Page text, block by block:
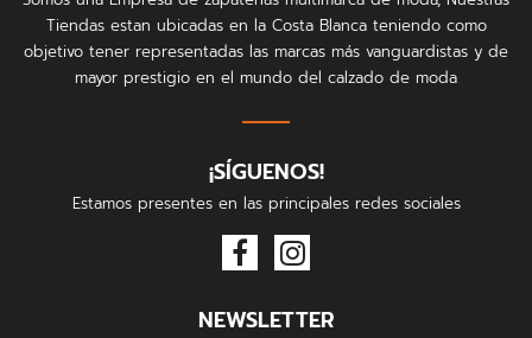
Tiendas estan ubicadas en la Costa Blanca teniendo como
objetivo tener representadas las marcas más vanguardistas y de
mayor prestigio en el mundo del calzado de moda
¡SÍGUENOS!
Estamos presentes en las principales redes sociales
NEWSLETTER